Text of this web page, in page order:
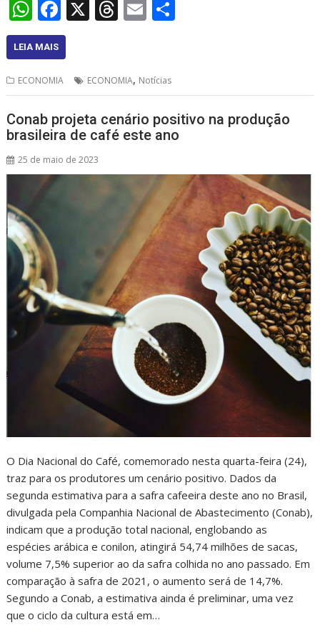
W
h
at
s
A
p
p
F
ac
e
b
o
o
k
X T
a
d
s
E
l
LEIA MAIS
ECONOMIA ECONOMIA, Notícias
Conab projeta cenário positivo na produção
brasileira de café este ano
25 de maio de 2023
O Dia Nacional do Café, comemorado nesta quarta-feira (24),
traz para os produtores um cenário positivo. Dados da
segunda estimativa para a safra cafeeira deste ano no Brasil,
divulgada pela Companhia Nacional de Abastecimento (Conab),
indicam que a produção total nacional, englobando as
espécies arábica e conilon, atingirá 54,74 milhões de sacas,
volume 7,5% superior ao da safra colhida no ano passado. Em
comparação à safra de 2021, o aumento será de 14,7%.
Segundo a Conab, a estimativa ainda é preliminar, uma vez
que o ciclo da cultura está em…